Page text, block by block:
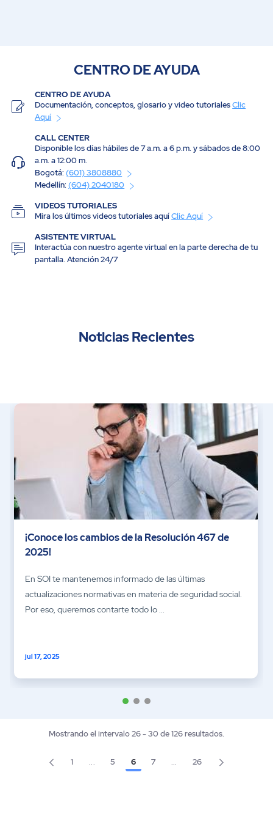
CENTRO DE AYUDA
CENTRO DE AYUDA
Documentación, conceptos, glosario y video tutorialesClic
Aquí
CALL CENTER
Disponible los días hábiles de 7 a.m. a 6 p.m. y sábados de 8:00
a.m. a 12:00 m.
Bogotá:(601) 3808880
Medellín:(604) 2040180
VIDEOS TUTORIALES
Mira los últimos videos tutoriales aquíClic Aquí
ASISTENTE VIRTUAL
Interactúa con nuestro agente virtual en la parte derecha de tu
pantalla. Atención 24/7
Noticias Recientes
¡Conoce los cambios de la Resolución 467 de
2025!
En SOI te mantenemos informado de las últimas
actualizaciones normativas en materia de seguridad social.
Por eso, queremos contarte todo lo ...
jul 17, 2025
Mostrando el intervalo 26 - 30 de 126 resultados.
Página
1 ...Páginas intermedias Use TAB para desplazarse.
Página
5 Página
6 Página
7 ...Páginas intermedias Use
Página
26